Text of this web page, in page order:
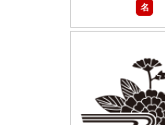
名